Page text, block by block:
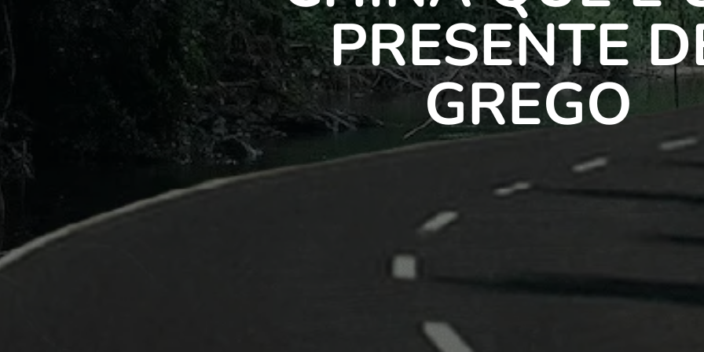
PRESENTE
GREGO